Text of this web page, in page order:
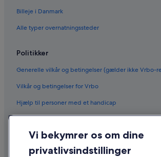
Billeje i Danmark
Alle typer overnatningssteder
Politikker
Generelle vilkår og betingelser (gælder ikke Vrbo-
Vilkår og betingelser for Vrbo
Hjælp til personer med et handicap
Cookies
Generelle vilkår for brug
Vi bekymrer os om dine
privatlivsindstillinger